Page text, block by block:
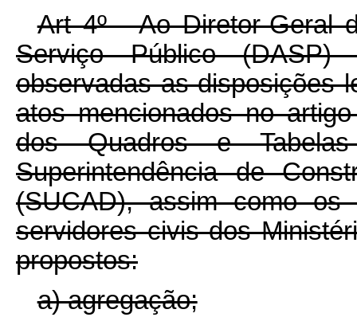
Art 4º - Ao Diretor-Geral
Serviço Público (DASP)
observadas as disposições
atos mencionados no
dos Quadros e
Superintendência de
(SUCAD), assim como os
servidores civis dos
propostos:
a) agregação;